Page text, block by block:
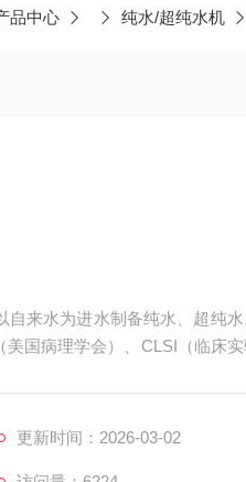
品中心 纯水/超纯水机
自来水为进水制备纯水、超纯
国病理学会）、CLSI（临床
更新时间：2026-03-02